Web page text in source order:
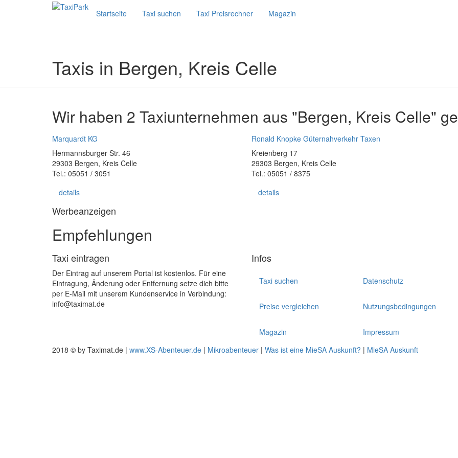
Startseite Taxi suchen Taxi Preisrechner Magazin
Taxis in Bergen, Kreis Celle
Wir haben 2 Taxiunternehmen aus "Bergen, Kreis Celle"
Marquardt KG
Hermannsburger Str. 46
29303 Bergen, Kreis Celle
Tel.: 05051 / 3051
details
Ronald Knopke Güternahverkehr Taxen
Kreienberg 17
29303 Bergen, Kreis Celle
Tel.: 05051 / 8375
details
Werbeanzeigen
Empfehlungen
Taxi eintragen
Der Eintrag auf unserem Portal ist kostenlos. Für eine
Eintragung, Änderung oder Entfernung setze dich bitte
per E-Mail mit unserem Kundenservice in Verbindung:
info@taximat.de
Infos
Taxi suchen
Preise vergleichen
Magazin
Datenschutz
Nutzungsbedingungen
Impressum
2018 © by Taximat.de | www.XS-Abenteuer.de | Mikroabenteuer | Was ist eine MieSA Auskunft? | MieSA Auskunft